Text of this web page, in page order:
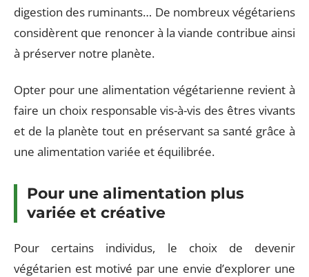
digestion des ruminants… De nombreux végétariens
considèrent que renoncer à la viande contribue ainsi
à préserver notre planète.
Opter pour une alimentation végétarienne revient à
faire un choix responsable vis-à-vis des êtres vivants
et de la planète tout en préservant sa santé grâce à
une alimentation variée et équilibrée.
Pour une alimentation plus
variée et créative
Pour certains individus, le choix de devenir
végétarien est motivé par une envie d’explorer une